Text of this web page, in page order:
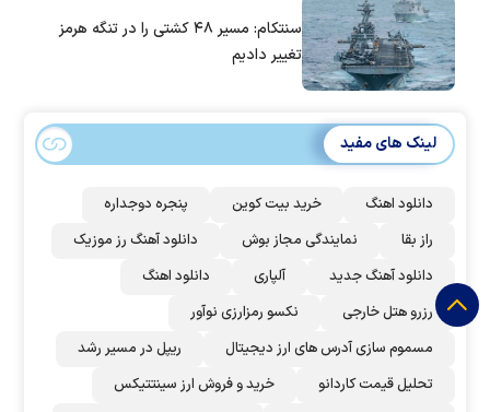
سنتکام: مسیر ۴۸ کشتی را در تنگه هرمز
تغییر دادیم
لینک های مفید
دانلود اهنگ خرید بیت کوین
پنجره دوجداره
راز بقا
نمایندگی مجاز بوش
دانلود آهنگ رز‌ موزیک
دانلود آهنگ جدید
آلپاری
دانلود اهنگ
رزرو هتل خارجی
نکسو رمزارزی نوآور
مسموم سازی آدرس های ارز دیجیتال
ریپل در مسیر رشد
تحلیل قیمت کاردانو
خرید و فروش ارز سینتتیکس